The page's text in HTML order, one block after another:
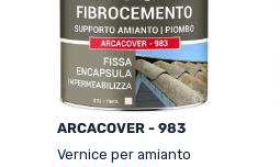
ARCACOVER - 983
Vernice per amianto